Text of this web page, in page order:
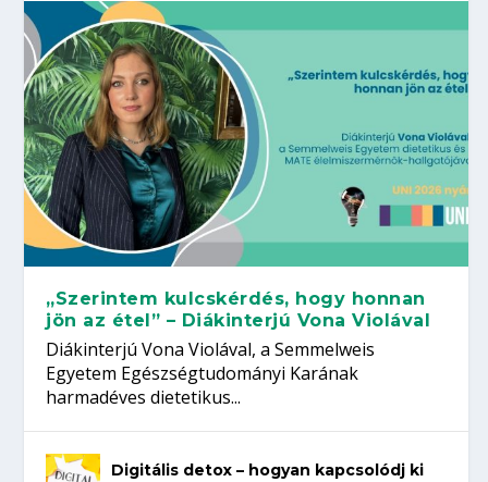
„Szerintem kulcskérdés, hogy honnan
jön az étel” – Diákinterjú Vona Violával
Diákinterjú Vona Violával, a Semmelweis
Egyetem Egészségtudományi Karának
harmadéves dietetikus...
Digitális detox – hogyan kapcsolódj ki